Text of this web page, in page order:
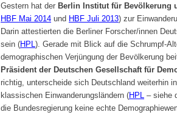
Gestern hat der Berlin Institut für Bevölkerung
HBF Mai 2014 und HBF Juli 2013) zur
Darin attestierten die Berliner Forscher/innen
sein (HPL ). Gerade mit Blick auf die Schrumpf-
demographischen Verjüngung der Bevölkerung
Präsident der Deutschen Gesellschaft für
richtig, unterscheide sich Deutschland weiterhin
klassischen Einwanderungsländern (HPL – siehe
die Bundesregierung keine echte